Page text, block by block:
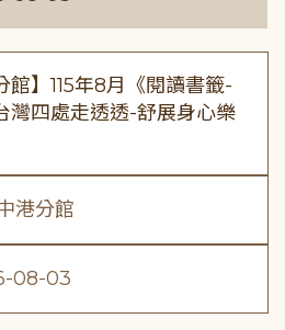
館】115年8月《閱讀書籤-
灣四處走透透-舒展身心樂
港分館
08-03